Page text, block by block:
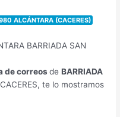
ALCÁNTARA (CACERES)
de correosdeBARRIADA
te lo mostramos